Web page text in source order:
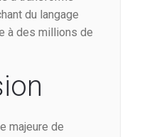
du langage
à des millions de
majeure de